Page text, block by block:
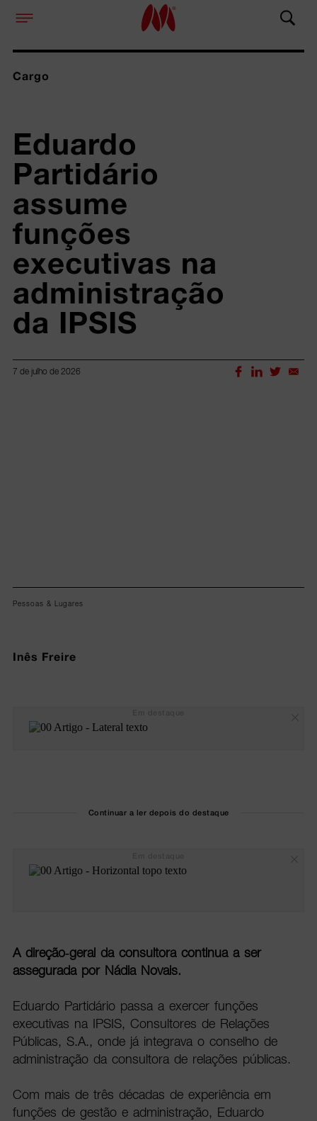
Cargo
Eduardo
Partidário
assume
funções
executivas na
administração
da IPSIS
7 de julho de 2026
Pessoas & Lugares
Inês Freire
Continuar a ler depois do destaque
A direção-geral da consultora continua a ser
assegurada por Nádia Novais.
Eduardo Partidário passa a exercer funções
executivas na IPSIS, Consultores de Relações
Públicas, S.A., onde já integrava o conselho de
administração da consultora de relações públicas.
Com mais de três décadas de experiência em
funções de gestão e administração, Eduardo